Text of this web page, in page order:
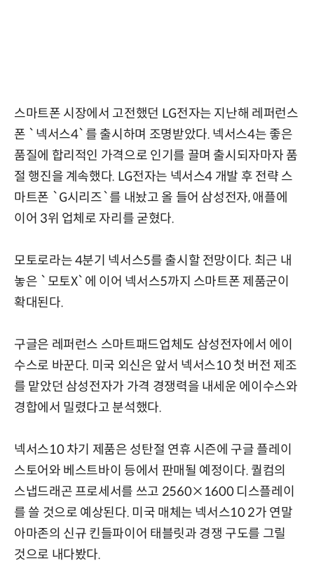
스마트폰 시장에서 고전했던 LG전자는 지난해 레퍼런스
폰 `넥서스4`를 출시하며 조명받았다. 넥서스4는 좋은
품질에 합리적인 가격으로 인기를 끌며 출시되자마자 품
절 행진을 계속했다. LG전자는 넥서스4 개발 후 전략 스
마트폰 `G시리즈`를 내놨고 올 들어 삼성전자, 애플에
이어 3위 업체로 자리를 굳혔다.
모토로라는 4분기 넥서스5를 출시할 전망이다. 최근 내
놓은 `모토X`에 이어 넥서스5까지 스마트폰 제품군이
확대된다.
구글은 레퍼런스 스마트패드업체도 삼성전자에서 에이
수스로 바꾼다. 미국 외신은 앞서 넥서스10 첫 버전 제조
를 맡았던 삼성전자가 가격 경쟁력을 내세운 에이수스와
경합에서 밀렸다고 분석했다.
넥서스10 차기 제품은 성탄절 연휴 시즌에 구글 플레이
스토어와 베스트바이 등에서 판매될 예정이다. 퀄컴의
스냅드래곤 프로세서를 쓰고 2560×1600 디스플레이
를 쓸 것으로 예상된다. 미국 매체는 넥서스10 2가 연말
아마존의 신규 킨들파이어 태블릿과 경쟁 구도를 그릴
것으로 내다봤다.